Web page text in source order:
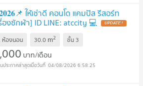
ให้เช่าดี คอนโด แคมปัส รีสอร์ท
งซักผ้า] ID LINE: atccity 💻
ห้องนอน 30.0 m2 ชั้น 3
บาท/เดือน
04/08/2026 6:58:25